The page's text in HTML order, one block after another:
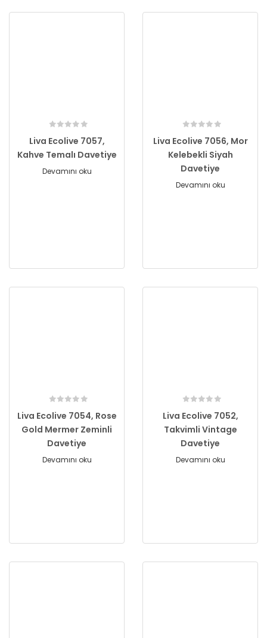
Liva Ecolive 7057,
Kahve Temalı Davetiye
Devamını oku
Liva Ecolive 7056, Mor
Kelebekli Siyah
Davetiye
Devamını oku
Liva Ecolive 7054, Rose
Gold Mermer Zeminli
Davetiye
Devamını oku
Liva Ecolive 7052,
Takvimli Vintage
Davetiye
Devamını oku